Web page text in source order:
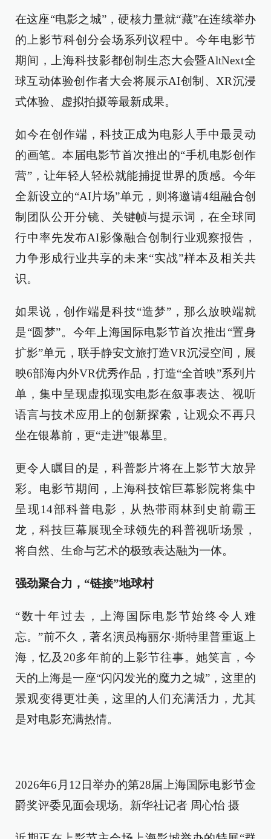
在这座“电影之城”，硬核力量就“藏”在连续举办
的上影节科创分会场系列议程中。今年电影节
期间，上海科技影都创制生态大会暨AltNext全
球互动体验创作者大会将展示AI创制、XR沉浸
式体验、虚拟拍摄等最新成果。
如今在创作端，科技正成为电影人手中最灵动
的画笔。本届电影节首次推出的“手机电影创作
营”，让年轻人轻松就能捕捉世界的质感。今年
全新设立的“AI片场”单元，则将邀请4组融合创
制团队公开分镜、关键帧与提示词，在全球同
行中率先发布AI影像融合创制行业观察报告，
力争形成行业共享的未来“实战”样本及相关共
识。
如果说，创作端是科技“造梦”，那么放映端就
是“圆梦”。今年上海国际电影节首次推出“置身
扩影”单元，联手静安文旅打造VR沉浸空间，展
映6部海内外VR优秀作品，打造“全首映”系列片
单，集中呈现虚拟现实电影在叙事表达、视听
语言与技术应用上的创新探索，让观众不再只
坐在银幕前，更“走进”银幕里。
更令人瞩目的是，科普影片将在上影节大放异
彩。电影节期间，上海科技馆巨幕影院将集中
呈现14部科普电影，从热带雨林到史前霸王
龙，科技巨幕展现全球领先的科普视听场景，
将自然、生命与艺术的极致表达融为一体。
强劲聚合力，“链接”地球村
“数十年过去，上海国际电影节始终令人难
忘。”前不久，著名演员梅丽尔·斯特里普重返上
海，忆及20多年前的上影节往事。她笑言，今
天的上海是一座“闪闪发光的魔力之城”，这里的
景观变得更壮美，这里的人们充满活力，尤其
是对电影充满热情。
2026年6月12日举办的第28届上海国际电影节金
爵奖评委见面会现场。新华社记者 周心怡 摄